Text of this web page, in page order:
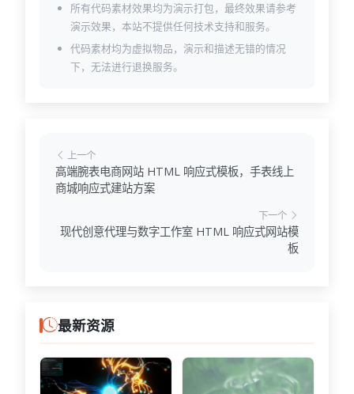
所有代码素材效果均为演示打包，最终效果请参考
演示效果，本站不提供任何技术支持和服务。
代码素材均为虚拟物品，演示和描述无错的情况
下，无法进行退换服务。
上一个
高端腕表电商网站 HTML 响应式模板，手表线上
商城响应式建站方案
下一个
现代创意代理与数字工作室 HTML 响应式网站模
板
最新资源